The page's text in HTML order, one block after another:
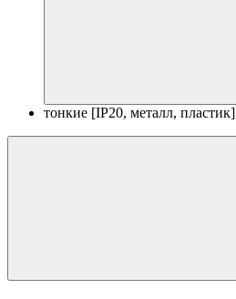
тонкие [IP20, металл, пластик]